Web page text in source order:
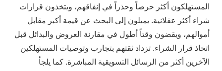
المستهلكون أكثر حرصاً وحذراً في إنفاقهم، ويتخذون قرارات
شراء أكثر عقلانية. يميلون إلى البحث عن قيمة أكبر مقابل
أموالهم، ويقضون وقتاً أطول في مقارنة العروض والبدائل قبل
اتخاذ قرار الشراء. تزداد ثقتهم بتجارب وتوصيات المستهلكين
الآخرين أكثر من الرسائل التسويقية المباشرة. كما يلجأ